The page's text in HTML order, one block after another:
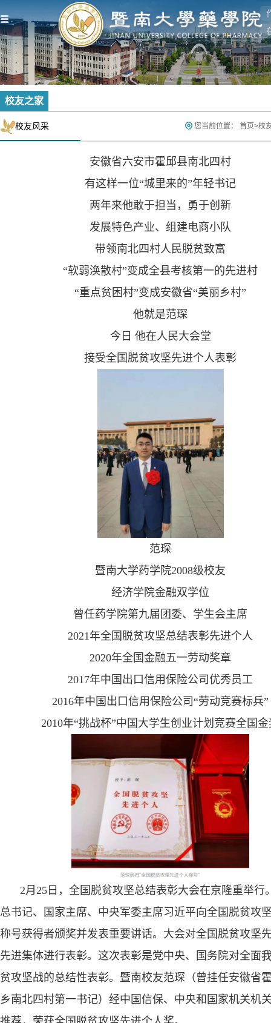
校友之家
校友风采 您当前位置： 首页>校
安徽省六安市霍邱县南北四村
有这样一位“城里来的”年轻书记
两年来他敢于担当，勇于创新
发展特色产业、组建电商小队
带领南北四村人民脱贫致富
“软弱涣散村”变成全县考核第一的先进村
“重点贫困村”变成安徽省“美丽乡村”
他就是范琛
今日 他在人民大会堂
接受全国脱贫攻坚先进个人表彰
范琛
暨南大学药学院2008级校友
经济学院金融双学位
曾任药学院第九届团委、学生会主席
2021年全国脱贫攻坚总结表彰先进个人
2020年全国金融五一劳动奖章
2017年中国出口信用保险公司优秀员工
2016年中国出口信用保险公司“劳动竞赛标兵”
2010年“挑战杯”中国大学生创业计划竞赛全国金
2月 25日，全国脱贫攻坚总结表彰大会在京隆重举行
总书记、国家主席、中央军委主席习近平向全国脱贫攻
称号获得者颁奖并发表重要讲话。大会对全国脱贫攻坚
先进集体进行表彰。这次表彰是党中央、国务院对全面
贫攻坚战的总结性表彰。暨南校友范琛（曾挂任安徽省
乡南北四村第一书记）经中国信保、中央和国家机关机